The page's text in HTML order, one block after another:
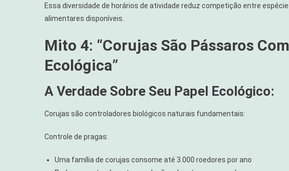
Essa diversidade de horários de atividade reduz competição entre
alimentares disponíveis.
Mito 4: “Corujas São Pássaros
Ecológica”
A Verdade Sobre Seu Papel Ecológico:
Corujas são controladores biológicos naturais fundamentais:
Controle de pragas:
Uma família de corujas consome até 3.000 roedores por ano